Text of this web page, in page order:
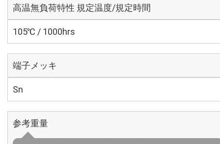
高温無負荷特性 規定温度/規定時間
105℃ / 1000hrs
端子メッキ
Sn
参考重量